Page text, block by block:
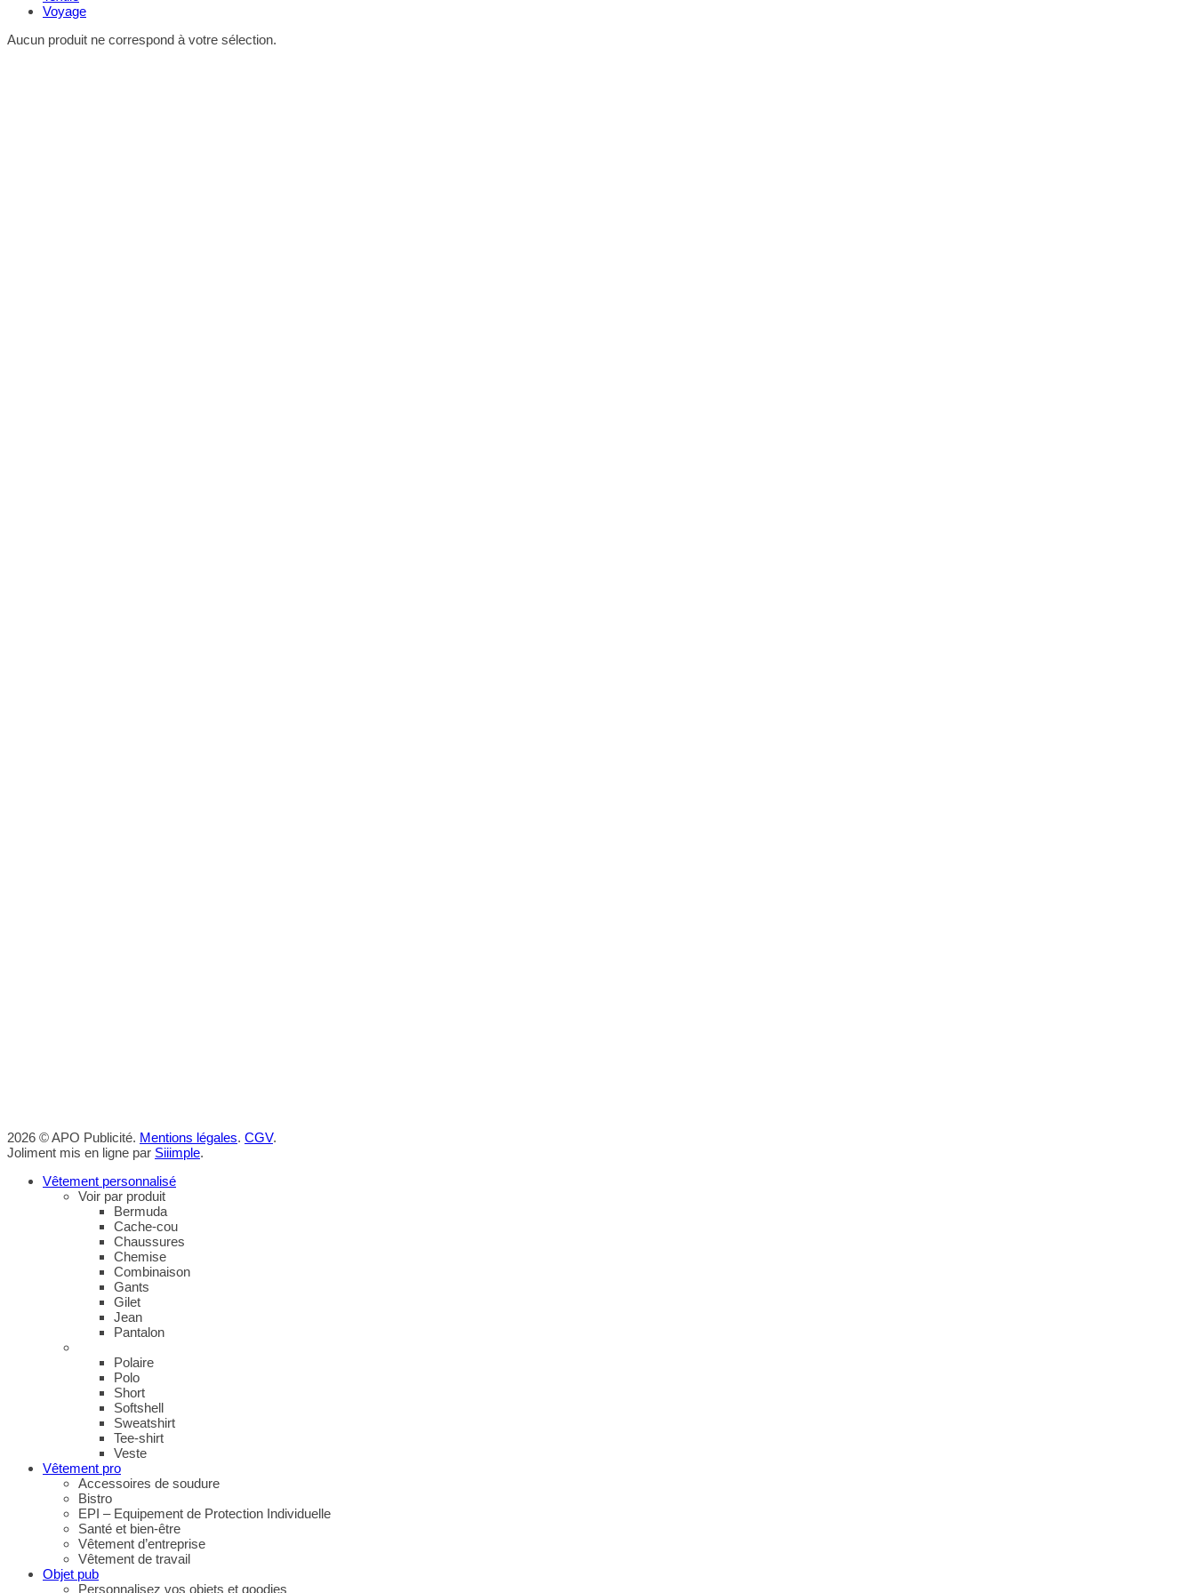
Voyage
Aucun produit ne correspond à votre sélection.
2026 © APO Publicité. Mentions légales. CGV.
Joliment mis en ligne par Siiimple.
Vêtement personnalisé
Voir par produit
Bermuda
Cache-cou
Chaussures
Chemise
Combinaison
Gants
Gilet
Jean
Pantalon
Polaire
Polo
Short
Softshell
Sweatshirt
Tee-shirt
Veste
Vêtement pro
Accessoires de soudure
Bistro
EPI – Equipement de Protection Individuelle
Santé et bien-être
Vêtement d’entreprise
Vêtement de travail
Objet pub
Personnalisez vos objets et goodies